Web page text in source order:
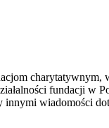
charytatywnym,
fundacji w
wiadomości